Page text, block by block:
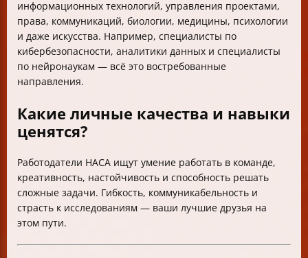
информационных технологий, управления проектами,
права, коммуникаций, биологии, медицины, психологии
и даже искусства. Например, специалисты по
кибербезопасности, аналитики данных и специалисты
по нейронаукам — всё это востребованные
направления.
Какие личные качества и навыки
ценятся?
Работодатели НАСА ищут умение работать в команде,
креативность, настойчивость и способность решать
сложные задачи. Гибкость, коммуникабельность и
страсть к исследованиям — ваши лучшие друзья на
этом пути.